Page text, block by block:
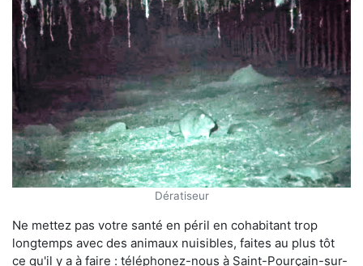
Dératiseur
Ne mettez pas votre santé en péril en cohabitant trop
longtemps avec des animaux nuisibles, faites au plus tôt
ce qu'il y a à faire : téléphonez-nous à Saint-Pourçain-sur-